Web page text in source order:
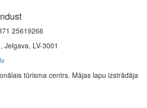
25619266
Jelgava, LV-3001
tūrisma centrs. Mājas lapu izstrādāja